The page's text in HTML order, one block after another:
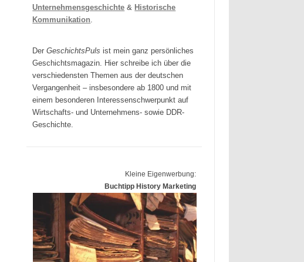
Unternehmensgeschichte & Historische
Kommunikation
DerGeschichtsPuls ist mein ganz persönliches
Geschichtsmagazin. Hier schreibe ich über die
verschiedensten Themen aus der deutschen
Vergangenheit – insbesondere ab 1800 und mit
einem besonderen Interessenschwerpunkt auf
Wirtschafts- und Unternehmens- sowie DDR-
Geschichte.
Kleine Eigenwerbung:
Buchtipp History Marketing